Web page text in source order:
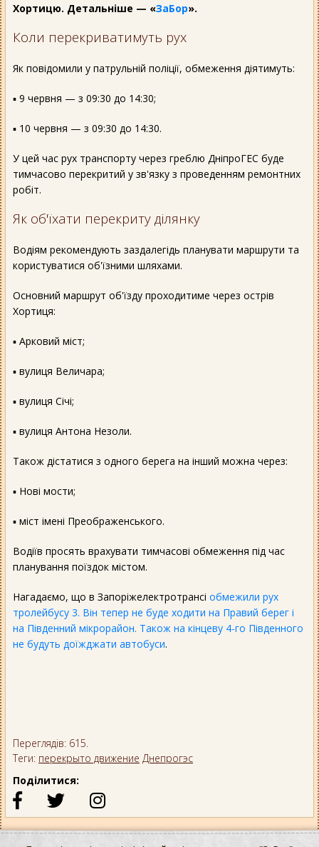
Хортицю. Детальніше — «ЗаБор».
Коли перекриватимуть рух
Як повідомили у патрульній поліції, обмеження діятимуть:
▪️ 9 червня — з 09:30 до 14:30;
▪️ 10 червня — з 09:30 до 14:30.
У цей час рух транспорту через греблю ДніпроГЕС буде
тимчасово перекритий у зв'язку з проведенням ремонтних
робіт.
Як об'їхати перекриту ділянку
Водіям рекомендують заздалегідь планувати маршрути та
користуватися об'їзними шляхами.
Основний маршрут об'їзду проходитиме через острів
Хортиця:
▪️ Арковий міст;
▪️ вулиця Величара;
▪️ вулиця Січі;
▪️ вулиця Антона Незоли.
Також дістатися з одного берега на інший можна через:
▪️ Нові мости;
▪️ міст імені Преображенського.
Водіїв просять врахувати тимчасові обмеження під час
планування поїздок містом.
Нагадаємо, що в Запоріжелектротрансі обмежили рух
тролейбусу 3. Він тепер не буде ходити на Правий берег і
на Південний мікрорайон. Також на кінцеву 4-го Південного
не будуть доїжджати автобуси.
Переглядів: 615.
Теги: перекрыто движение Днепрогэс
Поділитися: